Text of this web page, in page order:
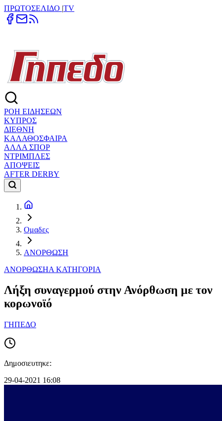
ΠΡΩΤΟΣΕΛΙΔΟ |TV
ΡΟΗ ΕΙΔΗΣΕΩΝ
ΚΥΠΡΟΣ
ΔΙΕΘΝΗ
ΚΑΛΑΘΟΣΦΑΙΡΑ
ΑΛΛΑ ΣΠΟΡ
ΝΤΡΙΜΠΛΕΣ
ΑΠΟΨΕΙΣ
AFTER DERBY
Ομαδες
ΑΝΟΡΘΩΣΗ
ΑΝΟΡΘΩΣΗΑ ΚΑΤΗΓΟΡΙΑ
Λήξη συναγερμού στην Ανόρθωση με τον
κορωνοϊό
ΓΗΠΕΔΟ
Δημοσιευτηκε:
29-04-2021 16:08